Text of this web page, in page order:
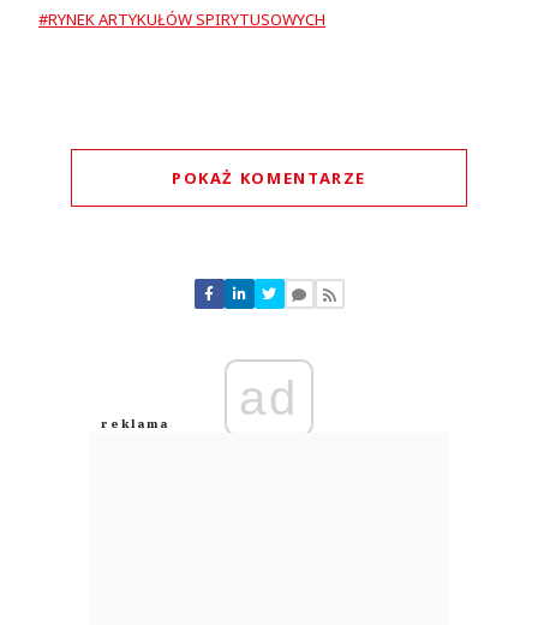
#RYNEK ARTYKUŁÓW SPIRYTUSOWYCH
POKAŻ KOMENTARZE
Nie znaleziono komentarzy
Zostaw swoje komentarze
Anuluj
ad